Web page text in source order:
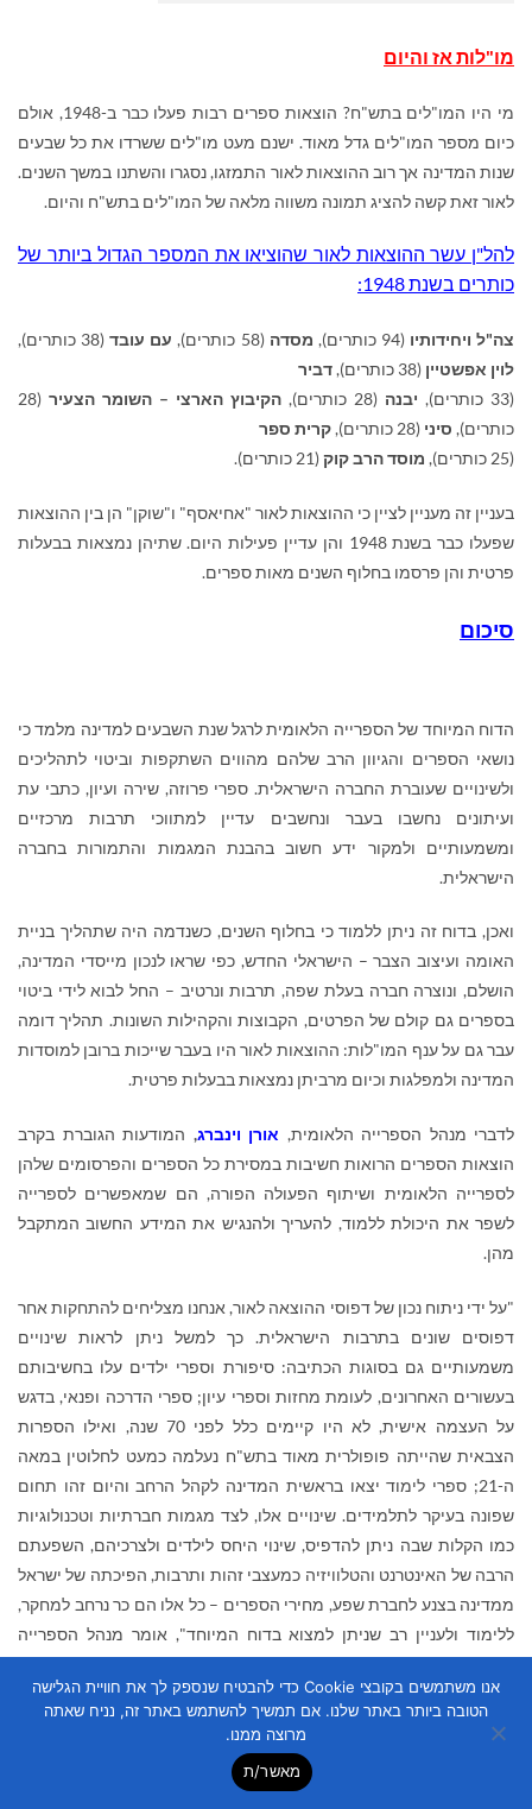
מו"לות אז והיום
מי היו המו"לים בתש"ח? הוצאות ספרים רבות פעלו כבר ב-1948, אולם
כיום מספר המו"לים גדל מאוד. ישנם מעט מו"לים ששרדו את כל שבעים
שנות המדינה אך רוב ההוצאות לאור התמזגו, נסגרו והשתנו במשך השנים.
לאור זאת קשה להציג תמונה משווה מלאה של המו"לים בתש"ח והיום.
להל"ן עשר ההוצאות לאור שהוציאו את המספר הגדול ביותר של
כותרים בשנת 1948:
צה"ל ויחידותיו (94 כותרים), מסדה (58 כותרים), עם עובד(38 כותרים),
לוין אפשטיין (38 כותרים),
דביר
(33 כותרים),
יבנה (28 כותרים), הקיבוץ הארצי – השומר הצעיר (28
כותרים), סיני (28 כותרים),
קרית ספר
(25 כותרים),
מוסד הרב קוק(21 כותרים).
בעניין זה מעניין לציין כי ההוצאות לאור "אחיאסף" ו"שוקן" הן בין ההוצאות
שפעלו כבר בשנת 1948 והן עדיין פעילות היום. שתיהן נמצאות בבעלות
פרטית והן פרסמו בחלוף השנים מאות ספרים.
סיכום
הדוח המיוחד של הספרייה הלאומית לרגל שנת השבעים למדינה מלמד כי
נושאי הספרים והגיוון הרב שלהם מהווים השתקפות וביטוי לתהליכים
ולשינויים שעוברת החברה הישראלית. ספרי פרוזה, שירה ועיון, כתבי עת
ועיתונים נחשבו בעבר ונחשבים עדיין למתווכי תרבות מרכזיים
ומשמעותיים ולמקור ידע חשוב בהבנת המגמות והתמורות בחברה
הישראלית.
ואכן, בדוח זה ניתן ללמוד כי בחלוף השנים, כשנדמה היה שתהליך בניית
האומה ועיצוב הצבר – הישראלי החדש, כפי שראו לנכון מייסדי המדינה,
הושלם, ונוצרה חברה בעלת שפה, תרבות ונרטיב – החל לבוא לידי ביטוי
בספרים גם קולם של הפרטים, הקבוצות והקהילות השונות. תהליך דומה
עבר גם על ענף המו"לות: ההוצאות לאור היו בעבר שייכות ברובן למוסדות
המדינה ולמפלגות וכיום מרביתן נמצאות בבעלות פרטית.
לדברי מנהל הספרייה הלאומית, אורן וינברג, המודעות הגוברת בקרב
הוצאות הספרים הרואות חשיבות במסירת כל הספרים והפרסומים שלהן
לספרייה הלאומית ושיתוף הפעולה הפורה, הם שמאפשרים לספרייה
לשפר את היכולת ללמוד, להעריך ולהנגיש את המידע החשוב המתקבל
מהן.
"על ידי ניתוח נכון של דפוסי ההוצאה לאור, אנחנו מצליחים להתחקות אחר
דפוסים שונים בתרבות הישראלית. כך למשל ניתן לראות שינויים
משמעותיים גם בסוגות הכתיבה: סיפורת וספרי ילדים עלו בחשיבותם
בעשורים האחרונים, לעומת מחזות וספרי עיון; ספרי הדרכה ופנאי, בדגש
על העצמה אישית, לא היו קיימים כלל לפני 70 שנה, ואילו הספרות
הצבאית שהייתה פופולרית מאוד בתש"ח נעלמה כמעט לחלוטין במאה
ה-21; ספרי לימוד יצאו בראשית המדינה לקהל הרחב והיום זהו תחום
שפונה בעיקר לתלמידים. שינויים אלו, לצד מגמות חברתיות וטכנולוגיות
כמו הקלות שבה ניתן להדפיס, שינוי היחס לילדים ולצרכיהם, השפעתם
הרבה של האינטרנט והטלוויזיה כמעצבי זהות ותרבות, הפיכתה של ישראל
ממדינה בצנע לחברת שפע, מחירי הספרים – כל אלו הם כר נרחב למחקר,
ללימוד ולעניין רב שניתן למצוא בדוח המיוחד", אומר מנהל הספרייה
הלאומית, אורן וינברג.
אנו משתמשים בקובצי Cookie כדי להבטיח שנספק לך את חוויית הגלישה
הטובה ביותר באתר שלנו. אם תמשיך להשתמש באתר זה, נניח שאתה
מרוצה ממנו.
מאשר/ת